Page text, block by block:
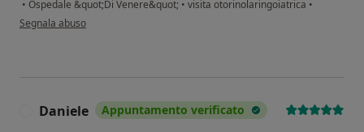
• Ospedale &quot;Di Venere&quot; • visita otorinolaringoiatrica •
secondo l'opinione dell'utente Anna Pettoello
Segnala abuso
Daniele Appuntamento verificato